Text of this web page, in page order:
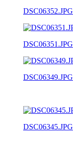
DSC06352.JPG
DSC06351.JPG
DSC06349.JPG
DSC06345.JPG